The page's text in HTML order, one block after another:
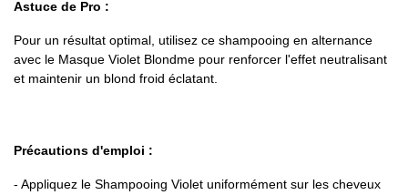
Astuce de Pro :
Pour un résultat optimal, utilisez ce shampooing en alternance
avec le Masque Violet Blondme pour renforcer l'effet neutralisant
et maintenir un blond froid éclatant.
Précautions d'emploi :
- Appliquez le Shampooing Violet uniformément sur les cheveux